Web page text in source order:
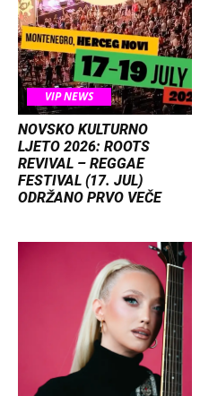
VIP NEWS
NOVSKO KULTURNO
LJETO 2026: ROOTS
REVIVAL – REGGAE
FESTIVAL (17. JUL)
ODRŽANO PRVO VEČE